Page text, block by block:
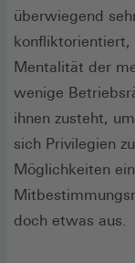
überwiegend
konfliktorientiert,
Mentalität der
wenige
ihnen zusteht,
sich Privilegien
Möglichkeiten
doch etwas aus.